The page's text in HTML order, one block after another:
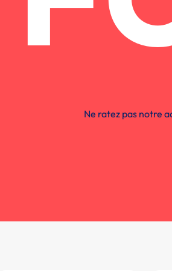
Ne ratez pas notre